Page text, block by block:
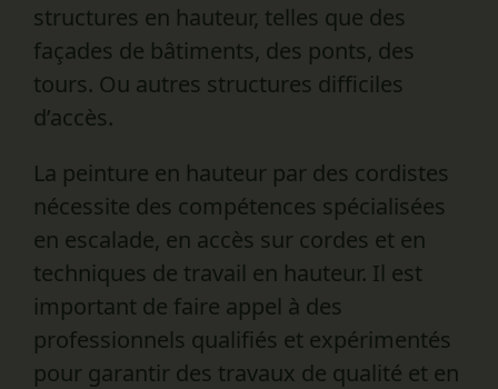
structures en hauteur, telles que des
façades de bâtiments, des ponts, des
tours. Ou autres structures difficiles
d’accès.
La peinture en hauteur par des cordistes
nécessite des compétences spécialisées
en escalade, en accès sur cordes et en
techniques de travail en hauteur. Il est
important de faire appel à des
professionnels qualifiés et expérimentés
pour garantir des travaux de qualité et en